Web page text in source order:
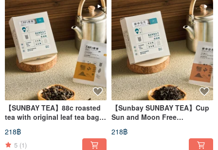
【SUNBAY TEA】88c roasted
tea with original leaf tea bags
3 packs
218฿
5 (1)
【Sunbay SUNBAY TEA】Cup
Sun and Moon Free
Drink/Partner Drink Original
Leaf Tea Bags 6pcs
218฿